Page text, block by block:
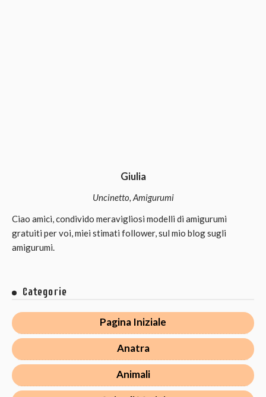
Giulia
Uncinetto, Amigurumi
Ciao amici, condivido meravigliosi modelli di amigurumi
gratuiti per voi, miei stimati follower, sul mio blog sugli
amigurumi.
Categorie
Pagina Iniziale
Anatra
Animali